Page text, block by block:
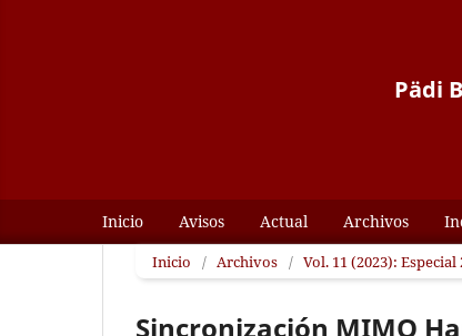
Pädi
Inicio Avisos Actual Archivos
Inicio / Archivos / Vol. 11 (2023):
Sincronización MIMO